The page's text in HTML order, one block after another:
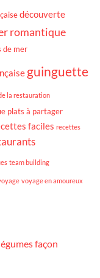
découverte
romantique
de mer
guinguette
la restauration
plats à partager
faciles recettes
team building
voyage en amoureux
façon